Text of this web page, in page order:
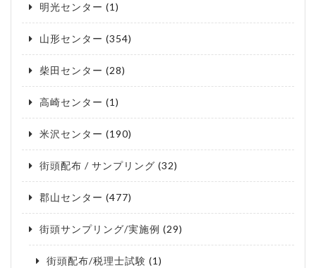
明光センター (1)
山形センター (354)
柴田センター (28)
高崎センター (1)
米沢センター (190)
街頭配布 / サンプリング (32)
郡山センター (477)
街頭サンプリング/実施例 (29)
街頭配布/税理士試験 (1)